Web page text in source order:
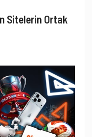
Sitelerin Ortak